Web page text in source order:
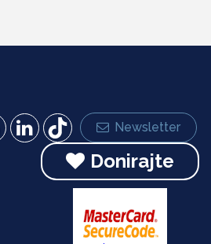
Newsletter
Donirajte